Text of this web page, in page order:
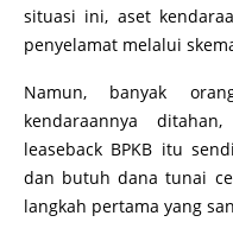
situasi ini, aset
penyelamat melalui
Namun, banyak
kendaraannya
leaseback BPKB itu
dan butuh dana tunai
langkah pertama yang